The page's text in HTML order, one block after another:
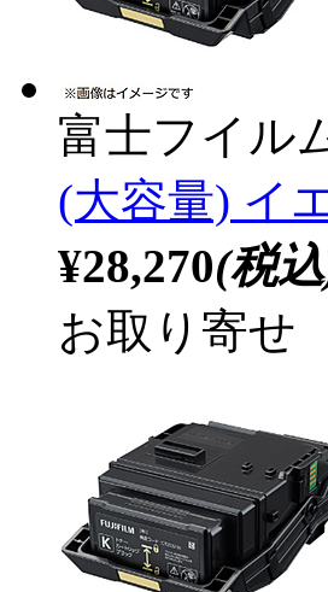
富士フイル
(大容量) イ
¥28,270(税
お取り寄せ